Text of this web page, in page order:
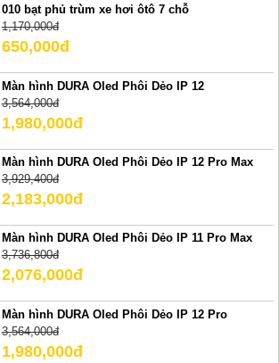
010 bạt phủ trùm xe hơi ôtô 7 chỗ
1,170,000đ
650,000đ
Màn hình DURA Oled Phôi Dẻo IP 12
3,564,000đ
1,980,000đ
Màn hình DURA Oled Phôi Dẻo IP 12 Pro Max
3,929,400đ
2,183,000đ
Màn hình DURA Oled Phôi Dẻo IP 11 Pro Max
3,736,800đ
2,076,000đ
Màn hình DURA Oled Phôi Dẻo IP 12 Pro
3,564,000đ
1,980,000đ